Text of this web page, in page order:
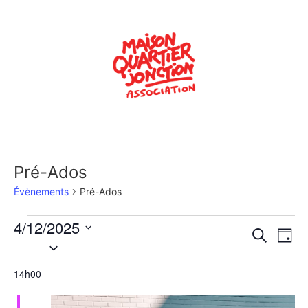
Pré-Ados
Évènements Pré-Ados
Recherche
Jour
4/12/2025
Sélectionnez
14h00